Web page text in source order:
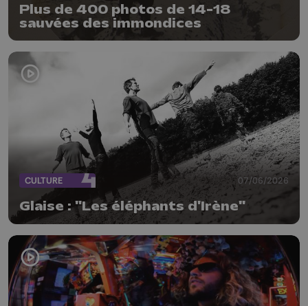
Plus de 400 photos de 14-18
sauvées des immondices
CULTURE 07/06/2026
Glaise : "Les éléphants d'Irène"